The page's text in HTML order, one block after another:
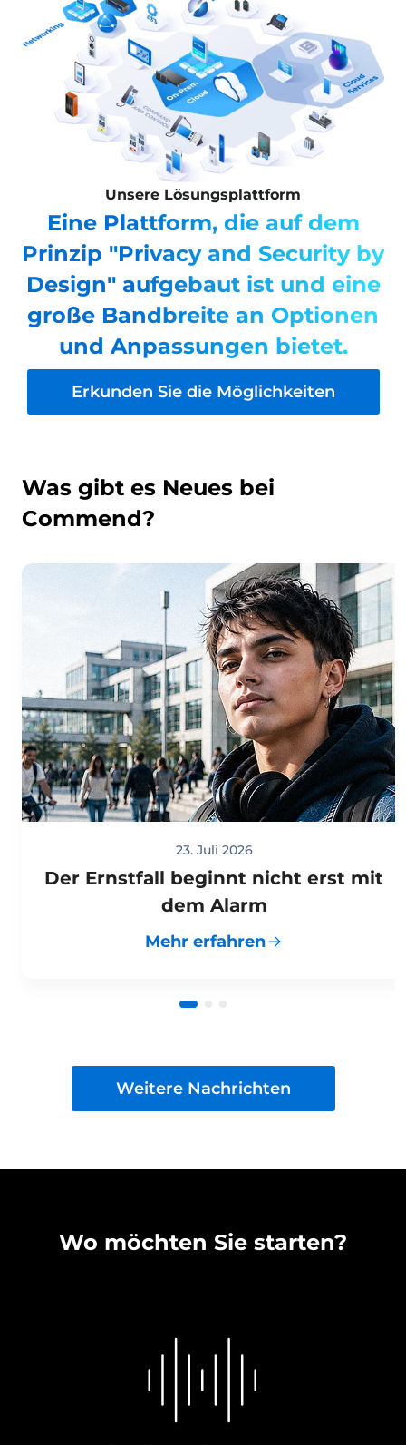
Unsere Lösungsplattform
Eine Plattform, die auf dem
Prinzip "Privacy and Security by
Design" aufgebaut ist und eine
große Bandbreite an Optionen
und Anpassungen bietet.
Erkunden Sie die Möglichkeiten
Was gibt es Neues bei
Commend?
23. Juli 2026
Der Ernstfall beginnt nicht erst mit
dem Alarm
Mehr erfahren
Weitere Nachrichten
Wo möchten Sie starten?